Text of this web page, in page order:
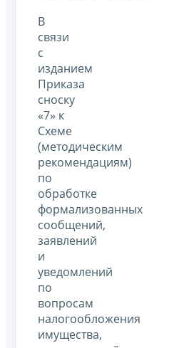
В
связи
с
изданием
Приказа
сноску
«7» к
Схеме
(методическим
рекомендациям)
по
обработке
формализованных
сообщений,
заявлений
и
уведомлений
по
вопросам
налогообложения
имущества,